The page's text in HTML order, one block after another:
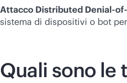
Attacco Distributed Denial-
sistema di dispositivi o bot
Quali sono le